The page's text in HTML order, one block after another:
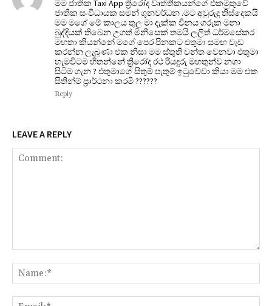
මම ජාතික Taxi App ත්‍රිරෝද වෘත්තීකයන්ගේ එකමුතුවේ
ජාතික සංවිධායක සමන් ගුනවර්ධන .මට අවුරුදු තිස්දෙකයි
මම මගේ මේ කාලය තුල මා දැක්ක විනය ගරුක මනා
බුද්දියක් තිබෙන උගත් මිනීසෙක් තමයි ලලිත් ධර්මසේකර
මහතා කියන්නේ මගේ පෙර පිනකට එතුමා සමඟ වැඩ
කරන්න ලැබුණා එක නිසා මම ස්තුති වන්ත වෙනවා එතුමා
හැමවිටම හිතන්නේ ත්‍රිරෝද රථ රියදුරු මහතුන්ව නගා
සිටිම ගැන ? එතුමාගේ සිතුම් පැතුම් ඉටුවේවා කියා මම එක
සිතින්ම් ප්‍රාර්ථනා කරමි ????️?️?️
Reply
LEAVE A REPLY